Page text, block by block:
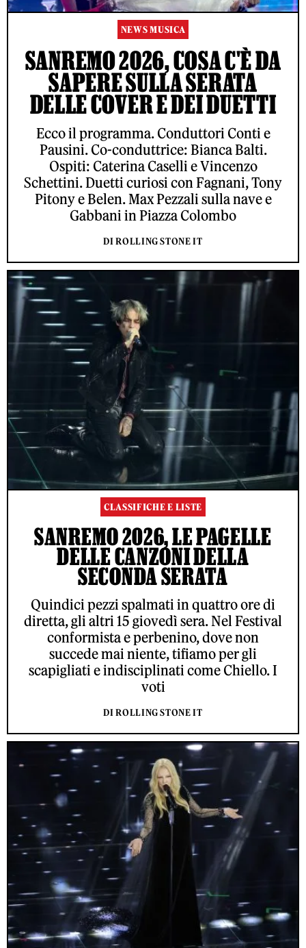
NEWS MUSICA
SANREMO 2026, COSA C'È DA
SAPERE SULLA SERATA
DELLE COVER E DEI DUETTI
Ecco il programma. Conduttori Conti e
Pausini. Co-conduttrice: Bianca Balti.
Ospiti: Caterina Caselli e Vincenzo
Schettini. Duetti curiosi con Fagnani, Tony
Pitony e Belen. Max Pezzali sulla nave e
Gabbani in Piazza Colombo
DI ROLLING STONE IT
CLASSIFICHE E LISTE
SANREMO 2026, LE PAGELLE
DELLE CANZONI DELLA
SECONDA SERATA
Quindici pezzi spalmati in quattro ore di
diretta, gli altri 15 giovedì sera. Nel Festival
conformista e perbenino, dove non
succede mai niente, tifiamo per gli
scapigliati e indisciplinati come Chiello. I
voti
DI ROLLING STONE IT